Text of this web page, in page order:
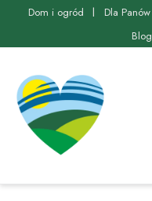
Dom i ogród Dla Panów
Blog